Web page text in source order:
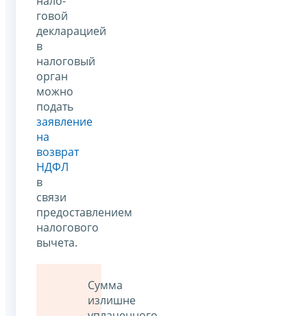
говой
декларацией
в
налоговый
орган
можно
подать
заявление
на
возврат
НДФЛ
в
связи
предоставлением
налогового
вычета.
Сумма
излишне